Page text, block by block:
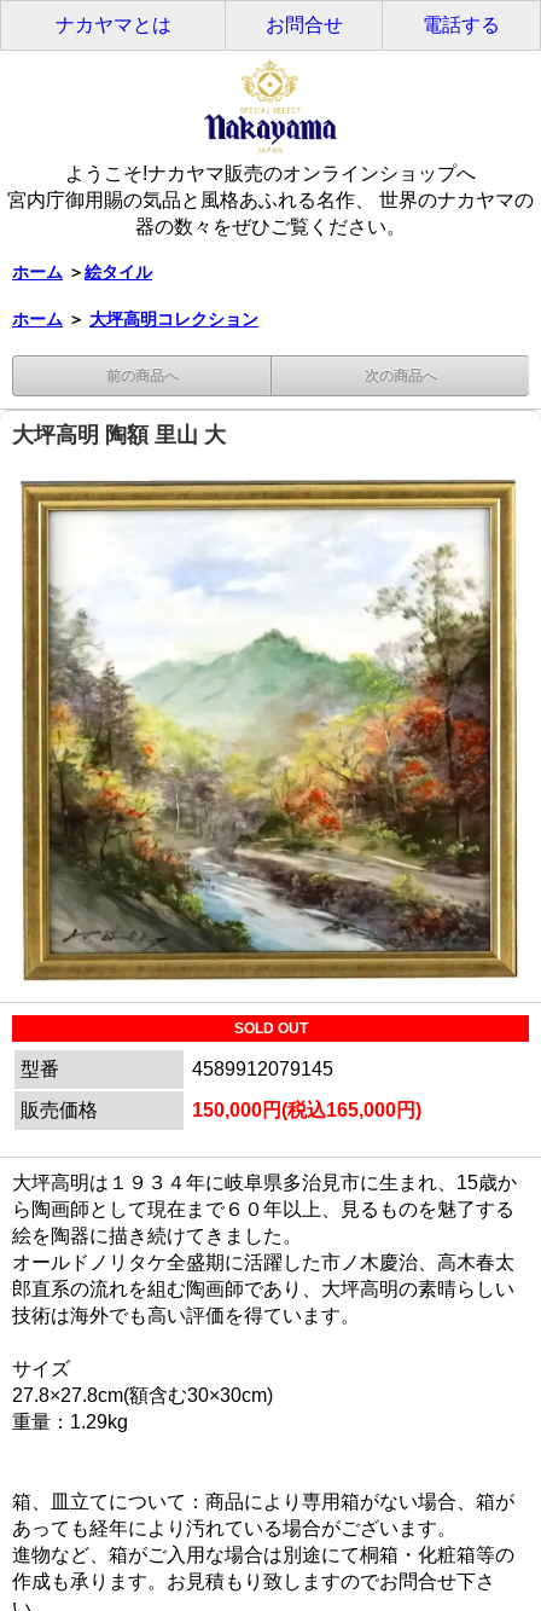
ナカヤマとは お問合せ 電話する
ようこそ!ナカヤマ販売のオンラインショップへ
宮内庁御用賜の気品と風格あふれる名作、 世界のナカヤマの
器の数々をぜひご覧ください。
ホーム ＞絵タイル
ホーム ＞ 大坪高明コレクション
前の商品へ 次の商品へ
大坪高明 陶額 里山 大
SOLD OUT
型番
4589912079145
販売価格
150,000円(税込165,000円)
大坪高明は１９３４年に岐阜県多治見市に生まれ、15歳か
ら陶画師として現在まで６０年以上、見るものを魅了する
絵を陶器に描き続けてきました。
オールドノリタケ全盛期に活躍した市ノ木慶治、高木春太
郎直系の流れを組む陶画師であり、大坪高明の素晴らしい
技術は海外でも高い評価を得ています。
サイズ
27.8×27.8cm(額含む30×30cm)
重量：1.29kg
箱、皿立てについて：商品により専用箱がない場合、箱が
あっても経年により汚れている場合がございます。
進物など、箱がご入用な場合は別途にて桐箱・化粧箱等の
作成も承ります。お見積もり致しますのでお問合せ下さ